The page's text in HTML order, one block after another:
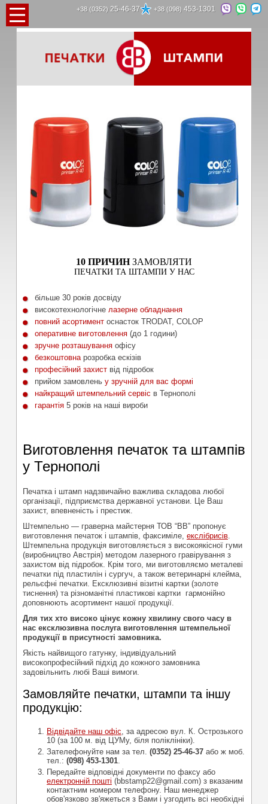
+38 (0352) 25-46-37 +38 (098) 453-1301
10 ПРИЧИНЗАМОВЛЯТИ
ПЕЧАТКИ ТА ШТАМПИ У НАС
більше 30 років досвіду
високотехнологічне лазерне обладнання
повний асортимент оснасток TRODAT, COLOP
оперативне виготовлення (до 1 години)
зручне розташування офісу
безкоштовнарозробка ескізів
професійний захист від підробок
прийом замовлень у зручній для вас формі
найкращий штемпельний сервіс в Тернополі
гарантія 5 років на наші вироби
Виготовлення печаток та штампів
у Тернополі
Печатка і штамп надзвичайно важлива складова любої
організації, підприємства державної установи. Це Ваш
захист, впевненість і престиж.
Штемпельно — граверна майстерня ТОВ “ВВ” пропонує
виготовлення печаток і штампів, факсиміле, екслібрисів
Штемпельна продукція виготовляється з високоякісної гуми
(виробництво Австрія) методом лазерного гравірування з
захистом від підробок. Крім того, ми виготовляємо металеві
печатки під пластилін і сургуч, а також ветеринарні клейма,
рельєфні печатки. Ексклюзивні візитні картки (золоте
тиснення) та різноманітні пластикові картки гармонійно
доповнюють асортимент нашої продукції.
Для тих хто високо цінує кожну хвилину свого часу в
нас ексклюзивна послуга виготовлення штемпельної
продукції в присутності замовника.
Якість найвищого гатунку, індивідуальний
високопрофесійний підхід до кожного замовника
задовільнить любі Ваші вимоги.
Замовляйте печатки, штампи та іншу
продукцію:
Відвідайте наш офіс, за адресою вул. К. Острозького
10 (за 100 м. від ЦУМу, біля поліклініки).
Зателефонуйте нам за тел. (0352) 25-46-37 або ж моб.
тел.: (098) 453-1301.
Передайте відповідні документи по факсу або
електронній пошті (bbstamp22@gmail.com) з вказаним
контактним номером телефону. Наш менеджер
обов'язково зв'яжеться з Вами і узгодить всі необхідні